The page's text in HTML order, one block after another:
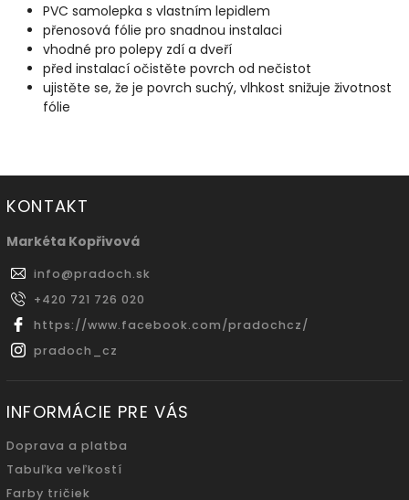
PVC samolepka s vlastním lepidlem
přenosová fólie pro snadnou instalaci
vhodné pro polepy zdí a dveří
před instalací očistěte povrch od nečistot
ujistěte se, že je povrch suchý, vlhkost snižuje životnost
fólie
KONTAKT
Markéta Kopřivová
info@pradoch.sk
+420 721 726 020
https://www.facebook.com/pradochcz/
pradoch_cz
INFORMÁCIE PRE VÁS
Doprava a platba
Tabuľka veľkostí
Farby tričiek